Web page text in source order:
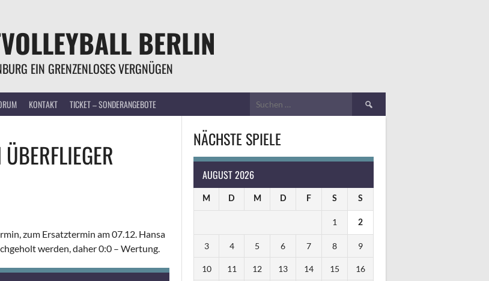
BERLIN
EIN GRENZENLOSES VERGNÜGEN
KONTAKT TICKET – SONDERANGEBOTE
Suchen
nach:
ÜBERFLIEGER
zum Ersatztermin am 07.12. Hansa
werden, daher 0:0 – Wertung.
NÄCHSTE SPIELE
AUGUST 2026
M D M D F S S
1 2
3 4 5 6 7 8 9
10 11 12 13 14 15 16